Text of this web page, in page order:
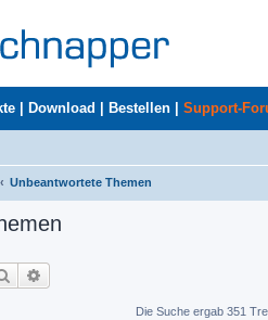
Download Bestellen Support-
Unbeantwortete Themen
Suche
Die Suche ergab 351